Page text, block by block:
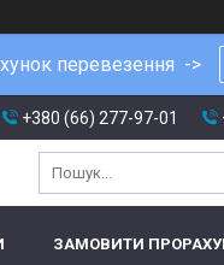
перевезення ->
+380 (66) 277-97-01
ЗАМОВИТИ